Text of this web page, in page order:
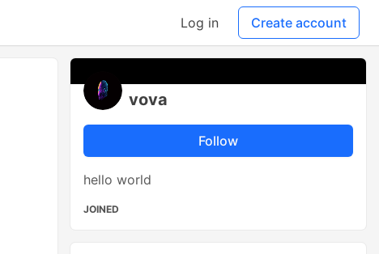
Log in Create account
vova
Follow
hello world
JOINED